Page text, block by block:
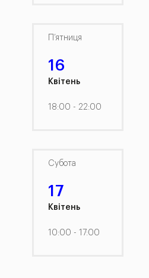
П’ятниця
16
Квітень
18:00 - 22:00
Субота
17
Квітень
10:00 - 17:00